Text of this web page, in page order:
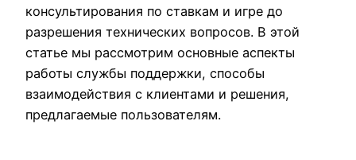
консультирования по ставкам и игре до
разрешения технических вопросов. В этой
статье мы рассмотрим основные аспекты
работы службы поддержки, способы
взаимодействия с клиентами и решения,
предлагаемые пользователям.